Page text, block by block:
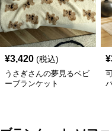
¥3,420 (税込)
うさぎさんの夢見るベビ
ーブランケット
¥